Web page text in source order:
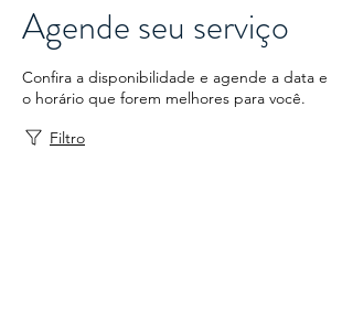
Agende seu serviço
Confira a disponibilidade e agende a data e
o horário que forem melhores para você.
Filtro